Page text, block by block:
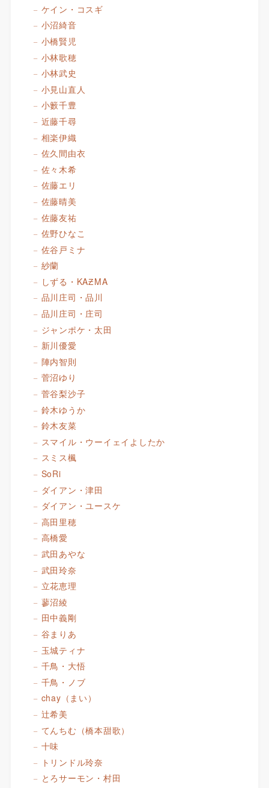
ケイン・コスギ
小沼綺音
小橋賢児
小林歌穂
小林武史
小見山直人
小籔千豊
近藤千尋
相楽伊織
佐久間由衣
佐々木希
佐藤エリ
佐藤晴美
佐藤友祐
佐野ひなこ
佐谷戸ミナ
紗蘭
しずる・KAƵMA
品川庄司・品川
品川庄司・庄司
ジャンポケ・太田
新川優愛
陣内智則
菅沼ゆり
菅谷梨沙子
鈴木ゆうか
鈴木友菜
スマイル・ウーイェイよしたか
スミス楓
SoRi
ダイアン・津田
ダイアン・ユースケ
高田里穂
高橋愛
武田あやな
武田玲奈
立花恵理
蓼沼綾
田中義剛
谷まりあ
玉城ティナ
千鳥・大悟
千鳥・ノブ
chay（まい）
辻希美
てんちむ（橋本甜歌）
十味
トリンドル玲奈
とろサーモン・村田